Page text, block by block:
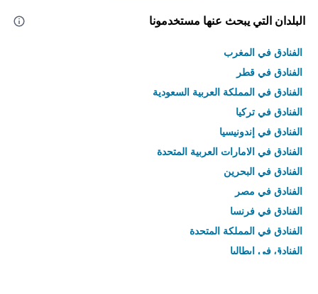
البلدان التي يبحث عنها مستخدمونا
الفنادق في المغرب
الفنادق في قطر
الفنادق في المملكة العربية السعودية
الفنادق في تركيا
الفنادق في إندونيسيا
الفنادق في الامارات العربية المتحدة
الفنادق في البحرين
الفنادق في مصر
الفنادق في فرنسا
الفنادق في المملكة المتحدة
الفنادق في إيطاليا